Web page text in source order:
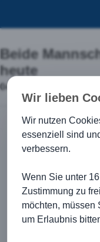
Beide
heute
04.03.2018
Wir lieben
Wir nutzen
essenziell sind
verbessern.
Wenn Sie unter
Zustimmung zu
möchten, müssen
um Erlaubnis